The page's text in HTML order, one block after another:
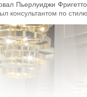
Пьерлуиджи
по